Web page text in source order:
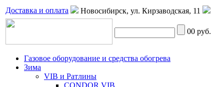
Доставка и оплата Новосибирск, ул. Кирзаводская, 11
00 руб.
Газовое оборудование и средства обогрева
Зима
VIB и Ратлины
CONDOR VIB